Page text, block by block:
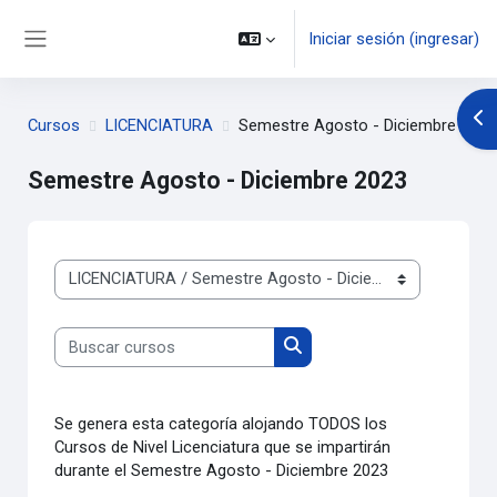
Iniciar sesión (ingresar)
Cursos LICENCIATURA Semestre Agosto - Diciembre 2023
Semestre Agosto - Diciembre 2023
Categorías
Buscar cursos
Buscar cursos
Se genera esta categoría alojando TODOS los
Cursos de Nivel Licenciatura que se impartirán
durante el Semestre Agosto - Diciembre 2023